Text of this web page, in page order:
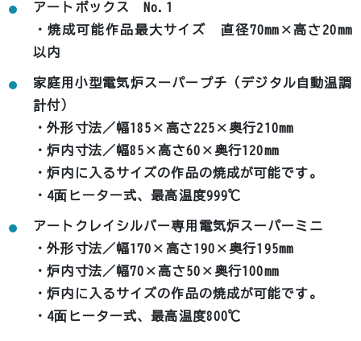
アートボックス No.1
・焼成可能作品最大サイズ 直径70mm×高さ20mm
以内
家庭用小型電気炉スーパープチ（デジタル自動温調
計付）
・外形寸法／幅185×高さ225×奥行210mm
・炉内寸法／幅85×高さ60×奥行120mm
・炉内に入るサイズの作品の焼成が可能です。
・4面ヒーター式、最高温度999℃
アートクレイシルバー専用電気炉スーパーミニ
・外形寸法／幅170×高さ190×奥行195mm
・炉内寸法／幅70×高さ50×奥行100mm
・炉内に入るサイズの作品の焼成が可能です。
・4面ヒーター式、最高温度800℃